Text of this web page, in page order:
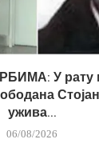
У рату
ужива...
06/08/2026